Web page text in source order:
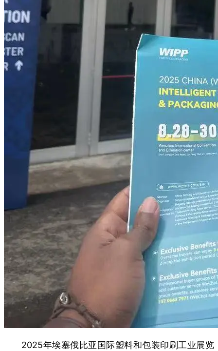
2025年埃塞俄比亚国际塑料和包装印刷工业展览